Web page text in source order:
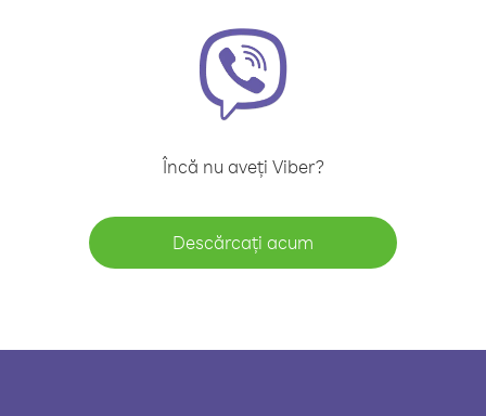
Încă nu aveți Viber?
Descărcați acum